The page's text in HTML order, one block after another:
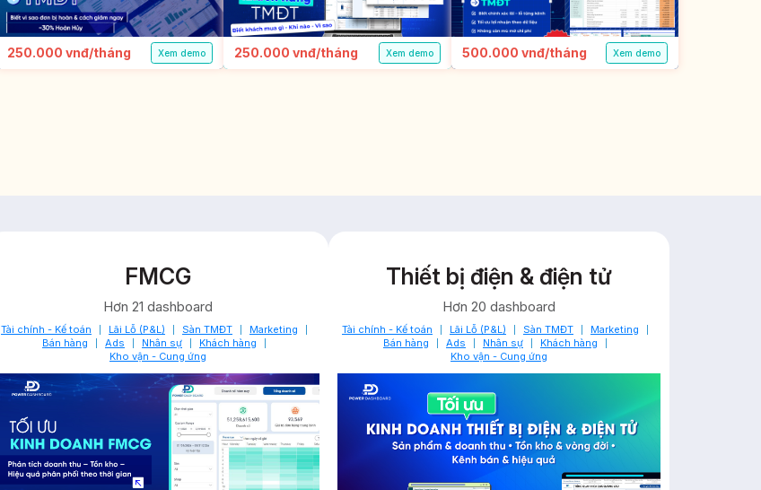
250.000 vnđ/tháng Xem demo 250.000 vnđ/tháng Xem demo 500.000 vnđ/tháng Xem demo
FMCG
Hơn 21 dashboard
Tài chính - Kế toán Lãi Lỗ (P&L) Sàn TMĐT
Marketing
Bán hàng
Ads Nhân sự
Khách hàng
Kho vận - Cung ứng
Thiết bị điện & điện tử
Hơn 20 dashboard
Tài chính - Kế toán Lãi Lỗ (P&L) Sàn TMĐT
Marketing
Bán hàng
Ads Nhân sự
Khách hàng
Kho vận - Cung ứng